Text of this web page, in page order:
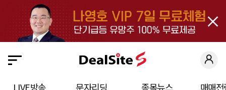
close
딜
사
이
S
LIVE방송 문자리딩 종목뉴스 매매